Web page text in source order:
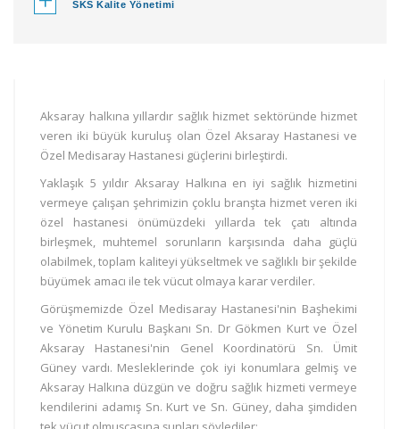
SKS Kalite Yönetimi
Aksaray halkına yıllardır sağlık hizmet sektöründe hizmet
veren iki büyük kuruluş olan Özel Aksaray Hastanesi ve
Özel Medisaray Hastanesi güçlerini birleştirdi.
Yaklaşık 5 yıldır Aksaray Halkına en iyi sağlık hizmetini
vermeye çalışan şehrimizin çoklu branşta hizmet veren iki
özel hastanesi önümüzdeki yıllarda tek çatı altında
birleşmek, muhtemel sorunların karşısında daha güçlü
olabilmek, toplam kaliteyi yükseltmek ve sağlıklı bir şekilde
büyümek amacı ile tek vücut olmaya karar verdiler.
Görüşmemizde Özel Medisaray Hastanesi'nin Başhekimi
ve Yönetim Kurulu Başkanı Sn. Dr Gökmen Kurt ve Özel
Aksaray Hastanesi'nin Genel Koordinatörü Sn. Ümit
Güney vardı. Mesleklerinde çok iyi konumlara gelmiş ve
Aksaray Halkına düzgün ve doğru sağlık hizmeti vermeye
kendilerini adamış Sn. Kurt ve Sn. Güney, daha şimdiden